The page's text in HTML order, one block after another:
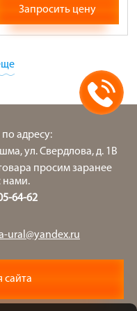
Запросить цену
по адресу:
ул. Свердлова, д. 1В
просим заранее
нами.
64-62
ural@yandex.ru
сайта